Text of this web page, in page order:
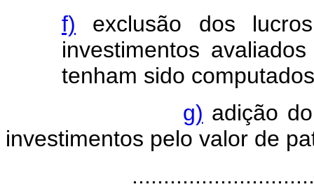
f) exclusão dos
investimentos
tenham sido
g) adição
investimentos pelo valor de